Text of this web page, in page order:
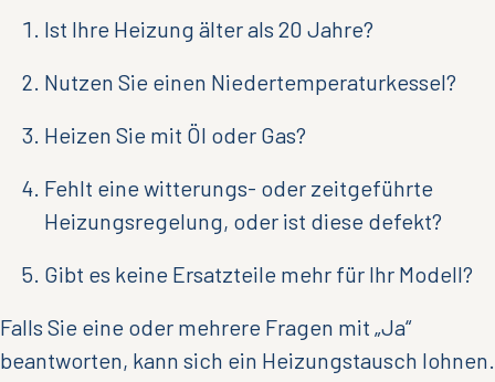
Ist Ihre Heizung älter als 20 Jahre?
Nutzen Sie einen Niedertemperaturkessel?
Heizen Sie mit Öl oder Gas?
Fehlt eine witterungs- oder zeitgeführte
Heizungsregelung, oder ist diese defekt?
Gibt es keine Ersatzteile mehr für Ihr Modell?
Falls Sie eine oder mehrere Fragen mit „Ja“
beantworten, kann sich ein Heizungstausch lohnen.